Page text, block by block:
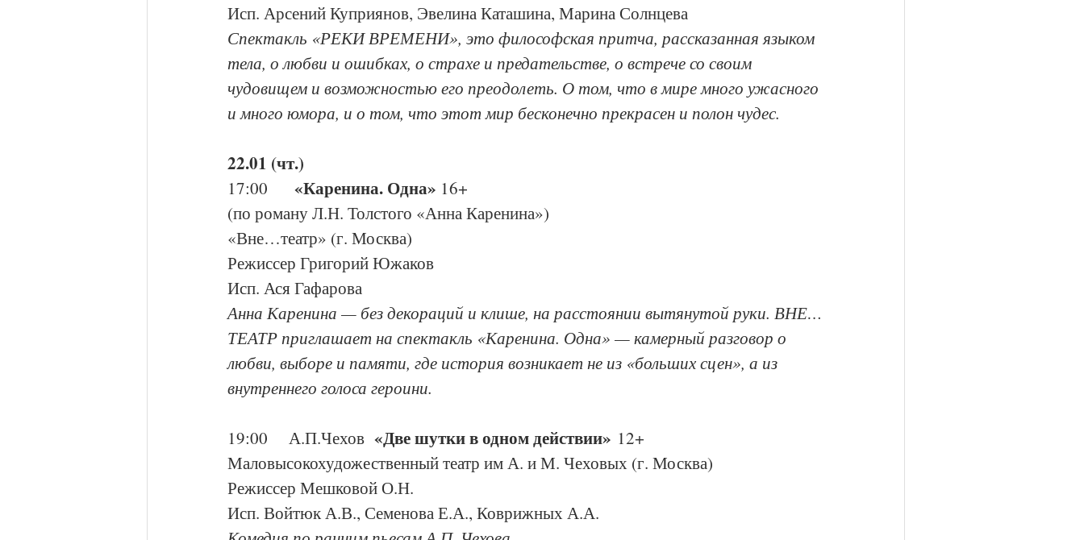
Исп. Арсений Куприянов, Эвелина Каташина, Марина Солнцева
Спектакль «РЕКИ ВРЕМЕНИ», это философская притча, рассказанная языком
тела, о любви и ошибках, о страхе и предательстве, о встрече со своим
чудовищем и возможностью его преодолеть. О том, что в мире много ужасного
и много юмора, и о том, что этот мир бесконечно прекрасен и полон чудес.
22.01 (чт.)
17:00 «Каренина. Одна» 16+
(по роману Л.Н. Толстого «Анна Каренина»)
«Вне…театр» (г. Москва)
Режиссер Григорий Южаков
Исп. Ася Гафарова
Анна Каренина — без декораций и клише, на расстоянии вытянутой руки. ВНЕ…
ТЕАТР приглашает на спектакль «Каренина. Одна» — камерный разговор о
любви, выборе и памяти, где история возникает не из «больших сцен», а из
внутреннего голоса героини.
19:00    А.П.Чехов «Две шутки в одном действии» 12+
Маловысокохудожественный театр им А. и М. Чеховых (г. Москва)
Режиссер Мешковой О.Н.
Исп. Войтюк А.В., Семенова Е.А., Коврижных А.А.